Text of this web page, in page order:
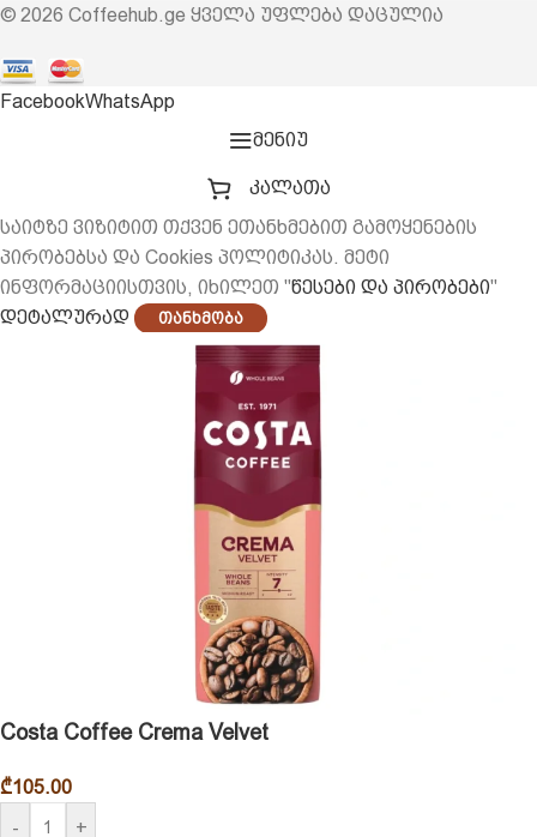
© 2026 Coffeehub.ge ყველა უფლება დაცულია
FacebookWhatsApp
მენიუ
კალათა
საიტზე ვიზიტით თქვენ ეთანხმებით გამოყენების
პირობებსა და Cookies პოლიტიკას. მეტი
ინფორმაციისთვის, იხილეთ "წესები და პირობები"
დეტალურად
Თანხმობა
Costa Coffee Crema Velvet
₾105.00
-
+